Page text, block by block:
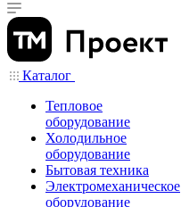
Каталог
Тепловое
оборудование
Холодильное
оборудование
Бытовая техника
Электромеханическое
оборудование